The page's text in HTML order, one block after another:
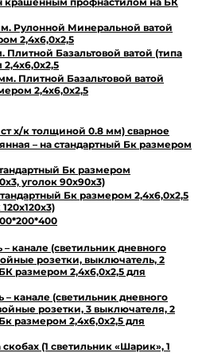
Рулонной Минеральной ватой
2,4х6,0х2,5
Плитной Базальтовой ватой (типа
Плитной Базальтовой ватой
2,4х6,0х2,5
х/к толщиной 0.8 мм) сварное
– на стандартный Бк размером
Бк размером
уголок 90х90х3)
Бк размером 2,4х6,0х2,5
– канале (светильник дневного
розетки, выключатель, 2
размером 2,4х6,0х2,5 для
– канале (светильник дневного
розетки, 3 выключателя, 2
размером 2,4х6,0х2,5 для
(1 светильник «Шарик», 1